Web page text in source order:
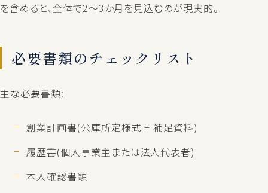
を含めると、全体で2〜3か月を見込むのが現実的。
必要書類のチェックリスト
主な必要書類:
創業計画書(公庫所定様式 + 補足資料)
履歴書(個人事業主または法人代表者)
本人確認書類